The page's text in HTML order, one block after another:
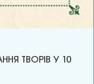
ТВОРІВ У 10